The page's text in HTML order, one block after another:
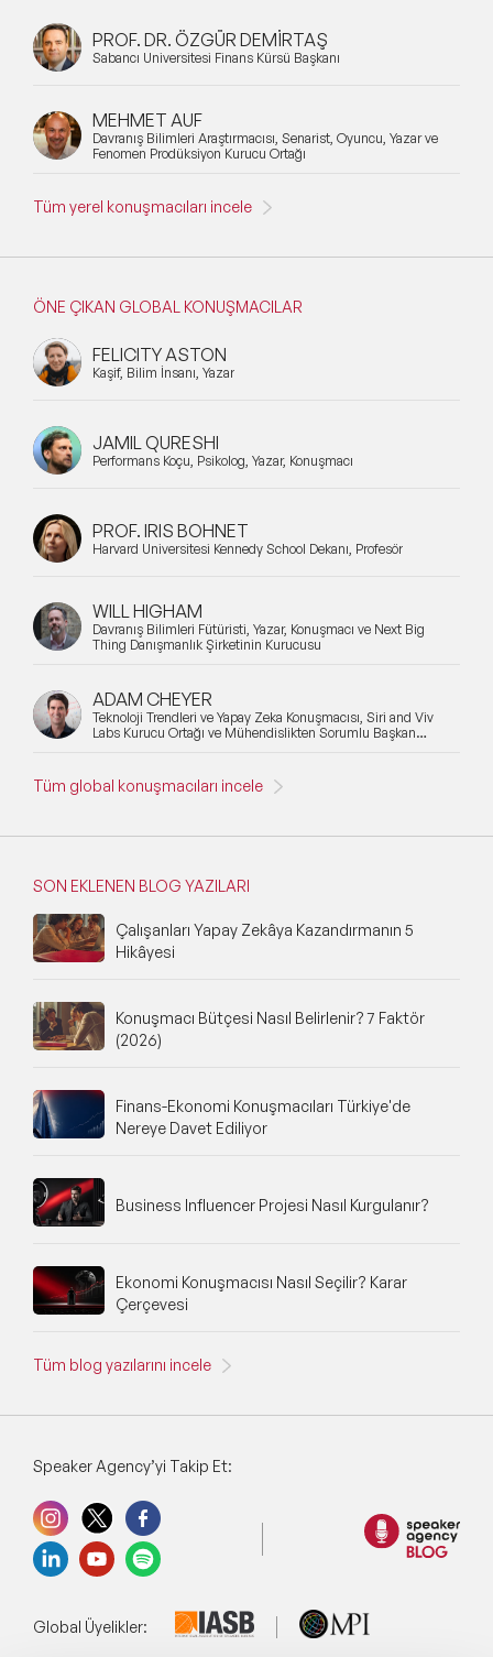
PROF. DR. ÖZGÜR DEMİRTAŞ
Sabancı Üniversitesi Finans Kürsü Başkanı
MEHMET AUF
Davranış Bilimleri Araştırmacısı, Senarist, Oyuncu, Yazar ve
Fenomen Prodüksiyon Kurucu Ortağı
Tüm yerel konuşmacıları incele
ÖNE ÇIKAN GLOBAL KONUŞMACILAR
FELICITY ASTON
Kaşif, Bilim İnsanı, Yazar
JAMIL QURESHI
Performans Koçu, Psikolog, Yazar, Konuşmacı
PROF. IRIS BOHNET
Harvard Üniversitesi Kennedy School Dekanı, Profesör
WILL HIGHAM
Davranış Bilimleri Fütüristi, Yazar, Konuşmacı ve Next Big
Thing Danışmanlık Şirketinin Kurucusu
ADAM CHEYER
Teknoloji Trendleri ve Yapay Zeka Konuşmacısı, Siri and Viv
Labs Kurucu Ortağı ve Mühendislikten Sorumlu Başkan
Tüm global konuşmacıları incele
SON EKLENEN BLOG YAZILARI
Çalışanları Yapay Zekâya Kazandırmanın 5
Hikâyesi
Konuşmacı Bütçesi Nasıl Belirlenir? 7 Faktör
(2026)
Finans-Ekonomi Konuşmacıları Türkiye'de
Nereye Davet Ediliyor
Business Influencer Projesi Nasıl Kurgulanır?
Ekonomi Konuşmacısı Nasıl Seçilir? Karar
Çerçevesi
Tüm blog yazılarını incele
Speaker Agency’yi Takip Et:
Global Üyelikler: